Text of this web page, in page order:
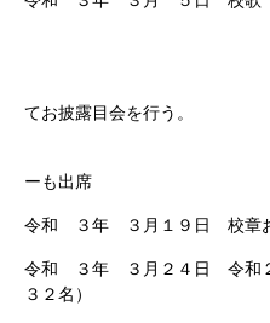
愛唱歌「自由
作曲家 甲斐
てお披露目会を行う。
「校歌校章作
ーも出席
令和 ３年 ３月１９日 校章
令和 ３年 ３月２４日 令和２
３２名）